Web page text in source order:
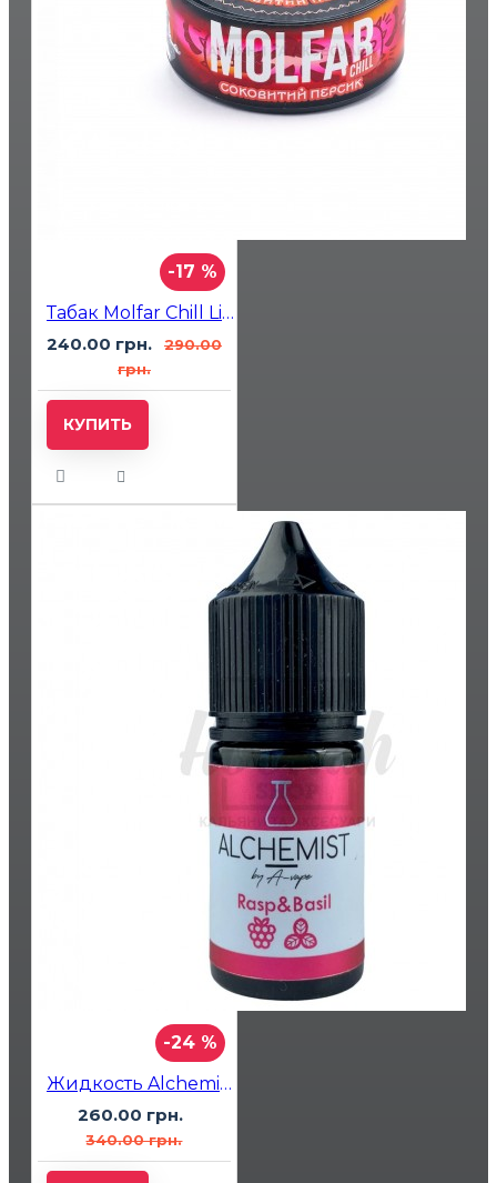
-17 %
Табак Molfar Chill Line Соковитий Персик (Персик) 100гр
240.00 грн.
290.00
грн.
КУПИТЬ
-24 %
Жидкость Alchemist RaspBasil (Малина Базилик) 30мл 5%
260.00 грн.
340.00 грн.